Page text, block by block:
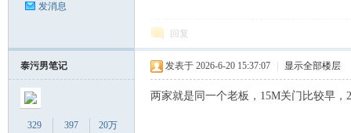
发消息
回复
泰污男笔记
329
397
20万
发表于 2026-6-20 15:37:07 显示全部楼层
两家就是同一个老板，15M关门比较早，